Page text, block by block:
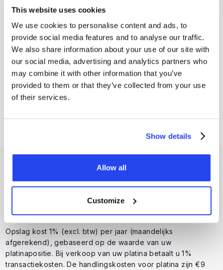
This website uses cookies
We use cookies to personalise content and ads, to
provide social media features and to analyse our traffic.
We also share information about your use of our site with
our social media, advertising and analytics partners who
may combine it with other information that you’ve
provided to them or that they’ve collected from your use
of their services.
Show details
Allow all
Customize
Opslag kost 1% (excl. btw) per jaar (maandelijks
afgerekend), gebaseerd op de waarde van uw
platinapositie. Bij verkoop van uw platina betaalt u 1%
transactiekosten. De handlingskosten voor platina zijn €9
Kosten van platina sparen
Met het spaarplan bepaalt u slechts0,5%
goedkoop uit als wanneer u handmatig en/of eenmalig
platina koopt via GoldRepublic.